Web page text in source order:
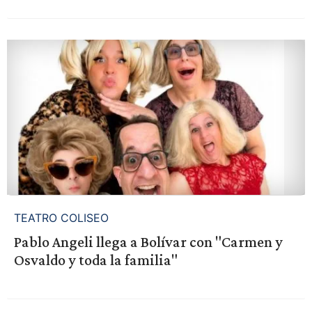
TEATRO COLISEO
Pablo Angeli llega a Bolívar con "Carmen y
Osvaldo y toda la familia"